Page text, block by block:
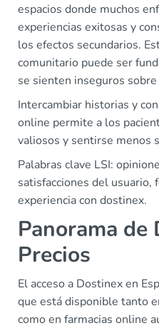
espacios donde muchos
experiencias exitosas y
los efectos secundarios.
comunitario puede ser
se sienten inseguros
Intercambiar historias y
online permite a los
valiosos y sentirse menos
Palabras clave LSI:
satisfacciones del usuario,
experiencia con dostinex.
Panorama
Precios
El acceso a Dostinex en
que está disponible tanto
como en farmacias online